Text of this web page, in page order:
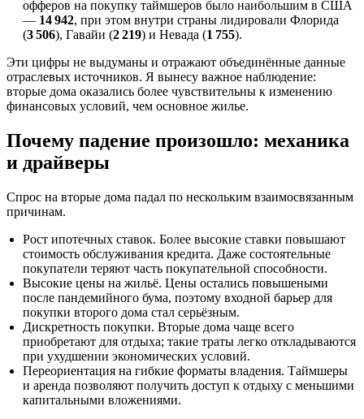
офферов на покупку таймшеров было наибольшим в США
— 14 942, при этом внутри страны лидировали Флорида
(3 506), Гавайи (2 219) и Невада (1 755).
Эти цифры не выдуманы и отражают объединённые данные
отраслевых источников. Я вынесу важное наблюдение:
вторые дома оказались более чувствительны к изменению
финансовых условий, чем основное жилье.
Почему падение произошло: механика
и драйверы
Спрос на вторые дома падал по нескольким взаимосвязанным
причинам.
Рост ипотечных ставок. Более высокие ставки повышают
стоимость обслуживания кредита. Даже состоятельные
покупатели теряют часть покупательной способности.
Высокие цены на жильё. Цены остались повышеными
после пандемийного бума, поэтому входной барьер для
покупки второго дома стал серьёзным.
Дискретность покупки. Вторые дома чаще всего
приобретают для отдыха; такие траты легко откладываются
при ухудшении экономических условий.
Переориентация на гибкие форматы владения. Таймшеры
и аренда позволяют получить доступ к отдыху с меньшими
капитальными вложениями.